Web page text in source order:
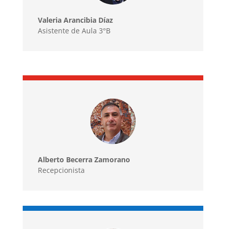
Valeria Arancibia Díaz
Asistente de Aula 3°B
Alberto Becerra Zamorano
Recepcionista